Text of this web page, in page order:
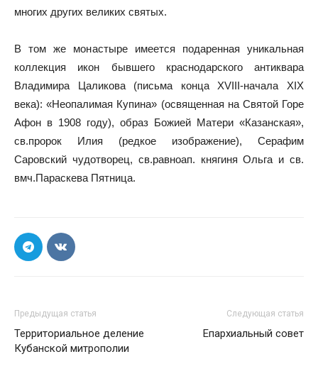
многих других великих святых.
В том же монастыре имеется подаренная уникальная
коллекция икон бывшего краснодарского антиквара
Владимира Цаликова (письма конца XVIII-начала XIX
века): «Неопалимая Купина» (освященная на Святой Горе
Афон в 1908 году), образ Божией Матери «Казанская»,
св.пророк Илия (редкое изображение), Серафим
Саровский чудотворец, св.равноап. княгиня Ольга и св.
вмч.Параскева Пятница.
Предыдущая статья
Территориальное деление
Кубанской митрополии
Следующая статья
Епархиальный совет